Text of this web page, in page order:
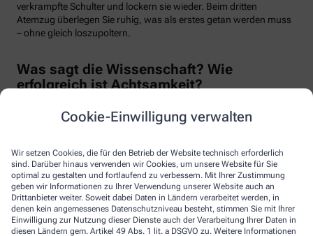
Cookie-Einwilligung verwalten
Wir setzen Cookies, die für den Betrieb der Website technisch erforderlich
sind. Darüber hinaus verwenden wir Cookies, um unsere Website für Sie
optimal zu gestalten und fortlaufend zu verbessern. Mit Ihrer Zustimmung
geben wir Informationen zu Ihrer Verwendung unserer Website auch an
Drittanbieter weiter. Soweit dabei Daten in Ländern verarbeitet werden, in
denen kein angemessenes Datenschutzniveau besteht, stimmen Sie mit Ihrer
Einwilligung zur Nutzung dieser Dienste auch der Verarbeitung Ihrer Daten in
diesen Ländern gem. Artikel 49 Abs. 1 lit. a DSGVO zu. Weitere Informationen
verkrampfte Schulter und lockern sie wieder. Beim dritten
Atemzug überlegen Sie ruhig, was als erstes getan werden muss
– ohne gleich loszupoltern.
Was sagt die Wissenschaft? Wie
erfolgreich ist Achtsamkeit?
Der Molekularbiologe Jon Kabat-Zinn hat die Methode der
haben die zahlreichen positiven Wirkungen auf Psyche und
Körper mit Fakten bewiesen. Sie zeigen eindeutig: Achtsamkeit
hilft nachweislich gegen Stress, Ängste und Depressionen und
erleichtert den Umgang mit körperlichen Erkrankungen.